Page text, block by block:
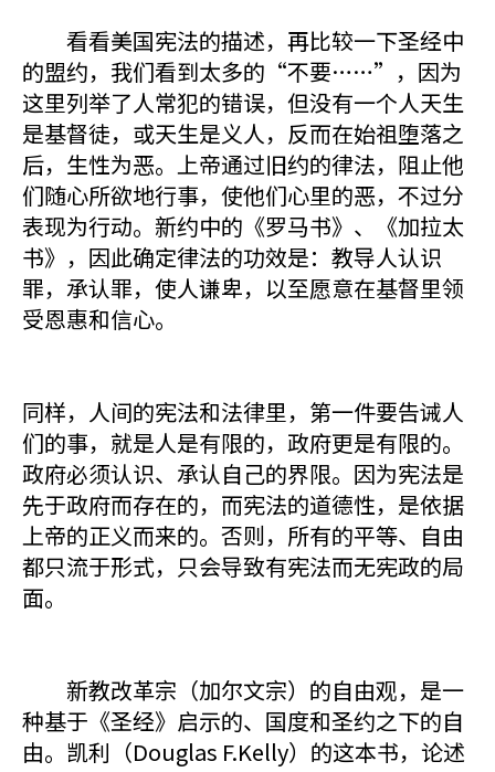
看看美国宪法的描述，再比较一下圣经中
的盟约，我们看到太多的“不要……”，因为
这里列举了人常犯的错误，但没有一个人天生
是基督徒，或天生是义人，反而在始祖堕落之
后，生性为恶。上帝通过旧约的律法，阻止他
们随心所欲地行事，使他们心里的恶，不过分
表现为行动。新约中的《罗马书》、《加拉太
书》，因此确定律法的功效是：教导人认识
罪，承认罪，使人谦卑，以至愿意在基督里领
受恩惠和信心。
同样，人间的宪法和法律里，第一件要告诫人
们的事，就是人是有限的，政府更是有限的。
政府必须认识、承认自己的界限。因为宪法是
先于政府而存在的，而宪法的道德性，是依据
上帝的正义而来的。否则，所有的平等、自由
都只流于形式，只会导致有宪法而无宪政的局
面。
新教改革宗（加尔文宗）的自由观，是一
种基于《圣经》启示的、国度和圣约之下的自
由。凯利（Douglas F.Kelly）的这本书，论述